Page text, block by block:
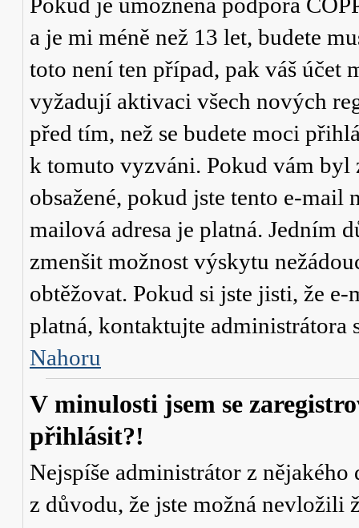
a je mi méně než 13 let, budete
toto není ten případ, pak váš účet
vyžadují aktivaci všech nových
před tím, než se budete moci
k tomuto vyzváni. Pokud vám byl
obsažené, pokud jste tento e-mail
mailová adresa je platná. Jedním
zmenšit možnost výskytu
obtěžovat. Pokud si jste jisti, že
platná, kontaktujte administrátora
Nahoru
V minulosti jsem se
přihlásit?!
Nejspíše administrátor z
z důvodu, že jste možná nevložili